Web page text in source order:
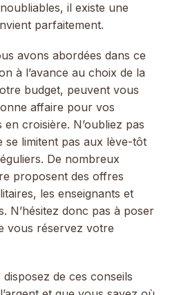
il existe une
parfaitement.
avons abordées dans ce
à l’avance au choix de la
budget, peuvent vous
affaire pour vos
croisière. N’oubliez pas
se limitent pas aux lève-tôt
De nombreux
proposent des offres
les enseignants et
N’hésitez donc pas à poser
vous réservez votre
de ces conseils